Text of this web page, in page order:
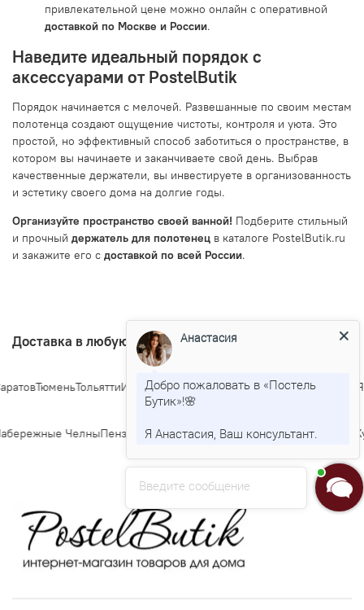
привлекательной цене можно онлайн с оперативной
доставкой по Москве и России.
Наведите идеальный порядок с
аксессуарами от PostelButik
Порядок начинается с мелочей. Развешанные по своим местам
полотенца создают ощущение чистоты, контроля и уюта. Это
простой, но эффективный способ заботиться о пространстве, в
котором вы начинаете и заканчиваете свой день. Выбрав
качественные держатели, вы инвестируете в организованность
и эстетику своего дома на долгие годы.
Организуйте пространство своей ванной! Подберите стильный
и прочный держатель для полотенец в каталоге PostelButik.ru
и закажите его с доставкой по всей России.
Доставка в любую точку Росии
ТюменьТольяттиИжевскБарнаулУльяновскИркутскХабаровск
ЧелныПенза ЛипецкКировЧебоксарыКалининград
Введите сообщение
Анастасия
Добро пожаловать в «Постель
Бутик»!🌸
Я Анастасия, Ваш консультант.